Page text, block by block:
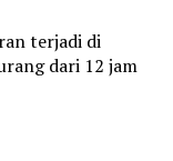
terjadi di
dari 12 jam